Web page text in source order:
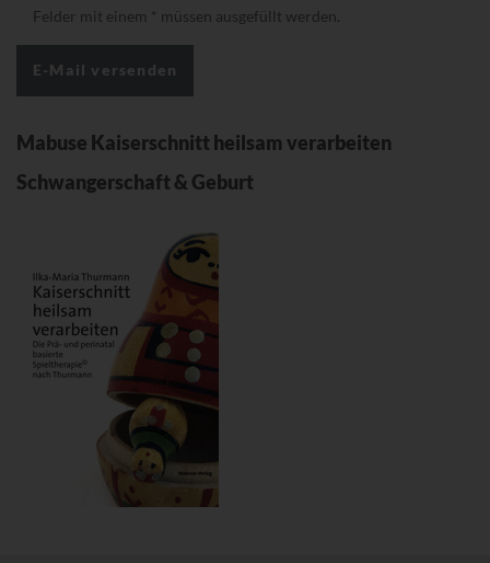
Felder mit einem müssen ausgefüllt werden.
Mabuse Kaiserschnitt heilsam verarbeiten
Schwangerschaft & Geburt